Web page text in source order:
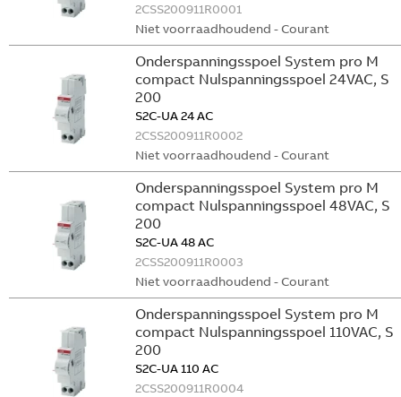
2CSS200911R0001
Niet voorraadhoudend - Courant
Onderspanningsspoel System pro M
compact Nulspanningsspoel 24VAC, S
200
S2C-UA 24 AC
2CSS200911R0002
Niet voorraadhoudend - Courant
Onderspanningsspoel System pro M
compact Nulspanningsspoel 48VAC, S
200
S2C-UA 48 AC
2CSS200911R0003
Niet voorraadhoudend - Courant
Onderspanningsspoel System pro M
compact Nulspanningsspoel 110VAC, S
200
S2C-UA 110 AC
2CSS200911R0004